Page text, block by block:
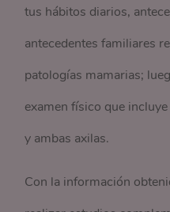
tus hábitos diarios,
antecedentes familiares
patologías mamarias;
examen físico que
y ambas axilas.
Con la información